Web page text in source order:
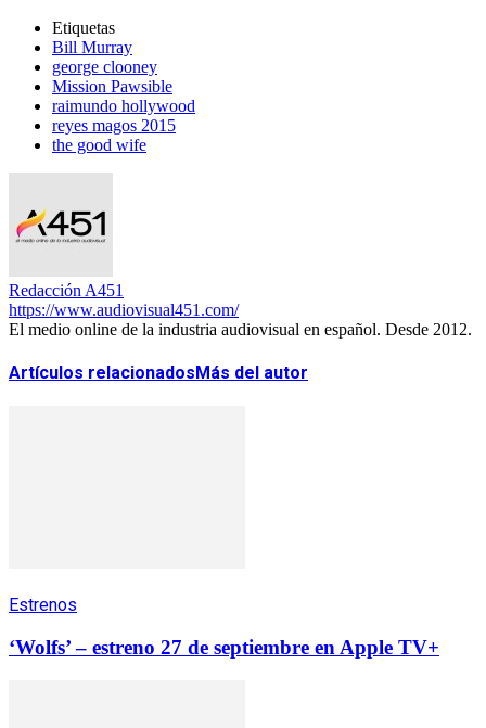
Etiquetas
Bill Murray
george clooney
Mission Pawsible
raimundo hollywood
reyes magos 2015
the good wife
Redacción A451
https://www.audiovisual451.com/
El medio online de la industria audiovisual en español. Desde 2012.
Artículos relacionadosMás del autor
Estrenos
‘Wolfs’ – estreno 27 de septiembre en Apple TV+